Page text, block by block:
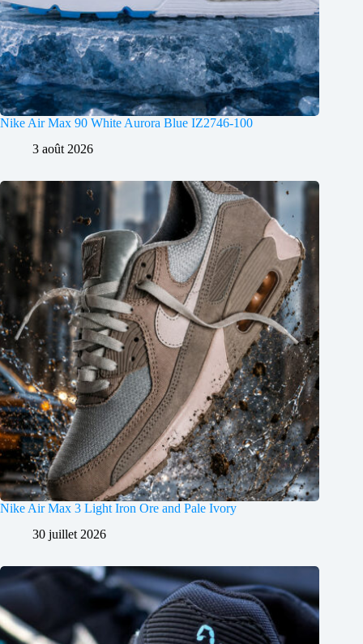
Nike Air Max 90 White Aurora Blue IZ2746-100
3 août 2026
Nike Air Max 3 Light Iron Ore and Pale Ivory
30 juillet 2026